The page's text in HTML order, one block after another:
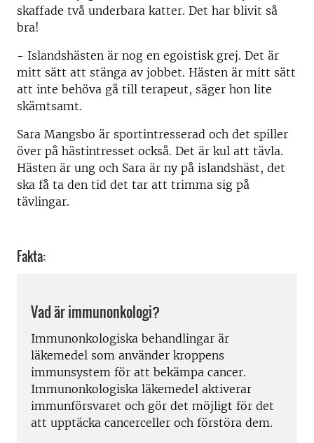
skaffade två underbara katter. Det har blivit så
bra!
- Islandshästen är nog en egoistisk grej. Det är
mitt sätt att stänga av jobbet. Hästen är mitt sätt
att inte behöva gå till terapeut, säger hon lite
skämtsamt.
Sara Mangsbo är sportintresserad och det spiller
över på hästintresset också. Det är kul att tävla.
Hästen är ung och Sara är ny på islandshäst, det
ska få ta den tid det tar att trimma sig på
tävlingar.
Fakta:
Vad är immunonkologi?
Immunonkologiska behandlingar är
läkemedel som använder kroppens
immunsystem för att bekämpa cancer.
Immunonkologiska läkemedel aktiverar
immunförsvaret och gör det möjligt för det
att upptäcka cancerceller och förstöra dem.